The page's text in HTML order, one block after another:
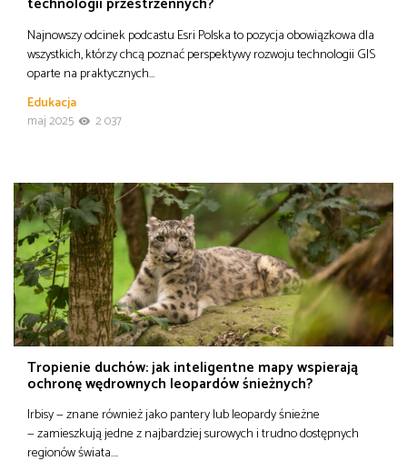
Najnowszy odcinek podcastu Esri Polska to pozycja obowiązkowa dla
wszystkich, którzy chcą poznać perspektywy rozwoju technologii GIS
oparte na praktycznych…
Edukacja
maj 2025
2 037
Tropienie duchów: jak inteligentne mapy wspierają
ochronę wędrownych leopardów śnieżnych?
Irbisy — znane również jako pantery lub leopardy śnieżne
— zamieszkują jedne z najbardziej surowych i trudno dostępnych
regionów świata….